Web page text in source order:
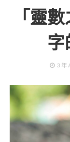
「靈
字
3 年